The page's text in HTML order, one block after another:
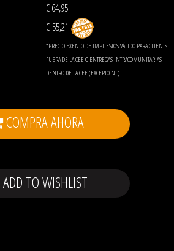
€64,95
€ 55,21
*PRECIO EXENTO DE IMPUESTOS VÁLIDO PARA CLIENTS
FUERA DE LA CEE O ENTREGAS INTRACOMUNITARIAS
DENTRO DE LA CEE (EXCEPTO NL)
COMPRA AHORA
ADD TO WISHLIST